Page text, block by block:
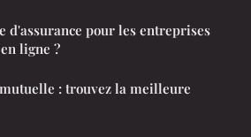
d'assurance pour les entreprises
ligne ?
: trouvez la meilleure